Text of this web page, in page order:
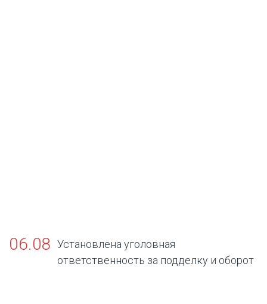
06.08 Установлена уголовная
ответственность за подделку и оборот